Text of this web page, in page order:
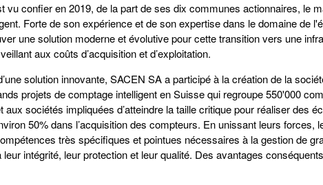
vu confier en 2019, de la part de ses dix communes actionnaires, le
Forte de son expérience et de son expertise dans le domaine de
une solution moderne et évolutive pour cette transition vers une
aux coûts d’acquisition et d’exploitation.
solution innovante, SACEN SA a participé à la création de la
projets de comptage intelligent en Suisse qui regroupe 550'000
aux sociétés impliquées d’atteindre la taille critique pour réaliser des
50% dans l’acquisition des compteurs. En unissant leurs forces,
très spécifiques et pointues nécessaires à la gestion de
leur intégrité, leur protection et leur qualité. Des avantages